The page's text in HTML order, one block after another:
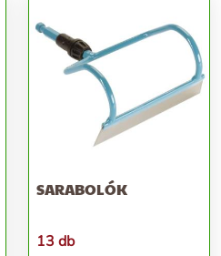
SARABOLÓK
13 db